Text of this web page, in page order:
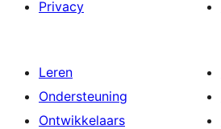
Privacy
Leren
Ondersteuning
Ontwikkelaars